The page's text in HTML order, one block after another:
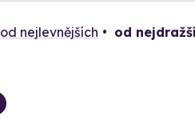
od nejlevnějších od